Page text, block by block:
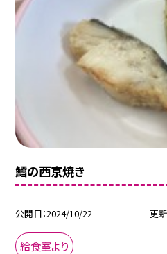
鱈の西京焼き
公開日 2024/10/22 更
給食室より